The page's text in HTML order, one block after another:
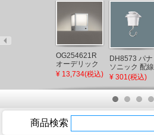
OG254621R
オーデリック
門柱灯 シルバ
色） 門灯 セン
¥ 13,734(税込)
DH8573 パナ
ソニック 配線
ダクトレール
白 ホワイト
¥ 301(税込)
商品検索